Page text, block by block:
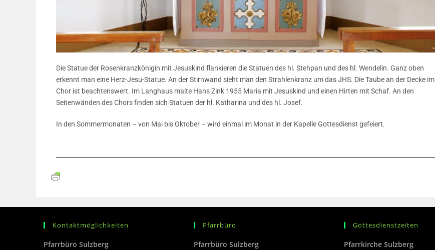
Die Statue der Rosenkranzkönigin mit Jesuskind flankieren die Statuen des hl. Stehpan und des hl. Wendelin. Ganz oben
erkennt man eine Herz-Jesu-Statue. An der Stirnwand sieht man den Strahlenkranz um das JHS. Die Taube an der Decke im
Chor ist beachtenswert. Im Langhaus malte Hans Zink 1955 Maria mit Jesuskind und einen Hirten mit Schaf. An den
Seitenwänden des Chors finden sich Statuen der hl. Katharina und des hl. Josef.
In den Sommermonaten – von Mai bis Oktober – wird einmal im Monat in der Kapelle Gottesdienst gefeiert.
Kontaktmöglichkeiten
Pfarrbüro Sulzberg
Pfarrbüro
Pfarrbüro Sulzberg
Gottesdienstzeiten
Pfarrkirche Sulzberg